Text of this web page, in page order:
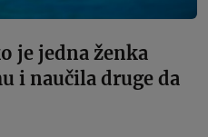
je jedna ženka
i naučila druge da